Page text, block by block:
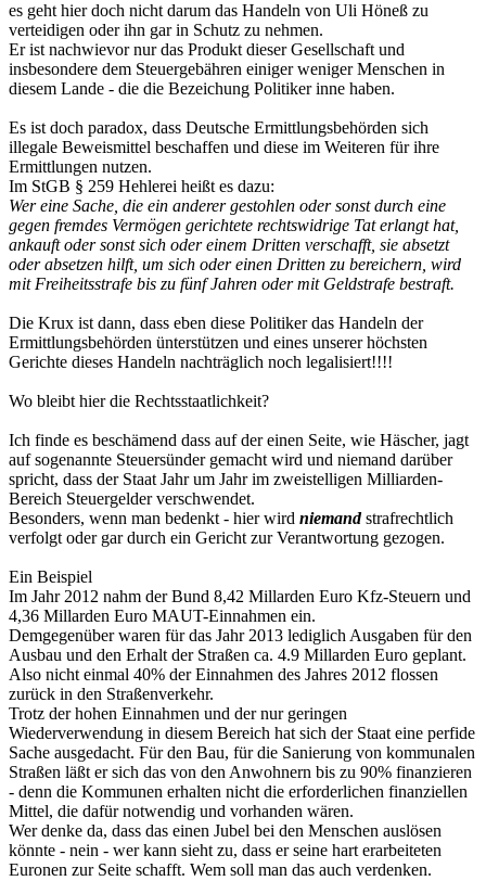
es geht hier doch nicht darum das Handeln von Uli Höneß zu
verteidigen oder ihn gar in Schutz zu nehmen.
Er ist nachwievor nur das Produkt dieser Gesellschaft und
insbesondere dem Steuergebähren einiger weniger Menschen in
diesem Lande - die die Bezeichung Politiker inne haben.
Es ist doch paradox, dass Deutsche Ermittlungsbehörden sich
illegale Beweismittel beschaffen und diese im Weiteren für ihre
Ermittlungen nutzen.
Im StGB § 259 Hehlerei heißt es dazu:
Wer eine Sache, die ein anderer gestohlen oder sonst durch eine
gegen fremdes Vermögen gerichtete rechtswidrige Tat erlangt hat,
ankauft oder sonst sich oder einem Dritten verschafft, sie absetzt
oder absetzen hilft, um sich oder einen Dritten zu bereichern, wird
mit Freiheitsstrafe bis zu fünf Jahren oder mit Geldstrafe bestraft.
Die Krux ist dann, dass eben diese Politiker das Handeln der
Ermittlungsbehörden ünterstützen und eines unserer höchsten
Gerichte dieses Handeln nachträglich noch legalisiert!!!!
Wo bleibt hier die Rechtsstaatlichkeit?
Ich finde es beschämend dass auf der einen Seite, wie Häscher, jagt
auf sogenannte Steuersünder gemacht wird und niemand darüber
spricht, dass der Staat Jahr um Jahr im zweistelligen Milliarden-
Bereich Steuergelder verschwendet.
Besonders, wenn man bedenkt - hier wird niemandstrafrechtlich
verfolgt oder gar durch ein Gericht zur Verantwortung gezogen.
Ein Beispiel
Im Jahr 2012 nahm der Bund 8,42 Millarden Euro Kfz-Steuern und
4,36 Millarden Euro MAUT-Einnahmen ein.
Demgegenüber waren für das Jahr 2013 lediglich Ausgaben für den
Ausbau und den Erhalt der Straßen ca. 4.9 Millarden Euro geplant.
Also nicht einmal 40% der Einnahmen des Jahres 2012 flossen
zurück in den Straßenverkehr.
Trotz der hohen Einnahmen und der nur geringen
Wiederverwendung in diesem Bereich hat sich der Staat eine perfide
Sache ausgedacht. Für den Bau, für die Sanierung von kommunalen
Straßen läßt er sich das von den Anwohnern bis zu 90% finanzieren
- denn die Kommunen erhalten nicht die erforderlichen finanziellen
Mittel, die dafür notwendig und vorhanden wären.
Wer denke da, dass das einen Jubel bei den Menschen auslösen
könnte - nein - wer kann sieht zu, dass er seine hart erarbeiteten
Euronen zur Seite schafft. Wem soll man das auch verdenken.